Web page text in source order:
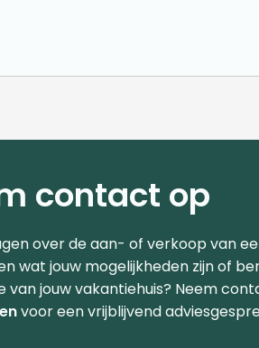
contact op
over de aan- of verkoop van
wat jouw mogelijkheden zijn of
van jouw vakantiehuis? Neem
voor een vrijblijvend